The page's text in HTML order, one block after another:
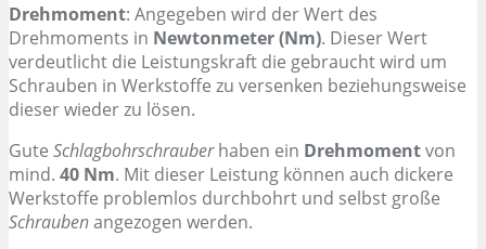
Drehmoment: Angegeben wird der Wert des
Drehmoments in Newtonmeter (Nm). Dieser Wert
verdeutlicht die Leistungskraft die gebraucht wird um
Schrauben in Werkstoffe zu versenken beziehungsweise
dieser wieder zu lösen.
Gute Schlagbohrschrauberhaben ein Drehmomentvon
mind. 40 Nm. Mit dieser Leistung können auch dickere
Werkstoffe problemlos durchbohrt und selbst große
Schraubenangezogen werden.